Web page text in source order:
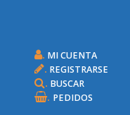
. MI CUENTA
REGISTRARSE
BUSCAR
. PEDIDOS